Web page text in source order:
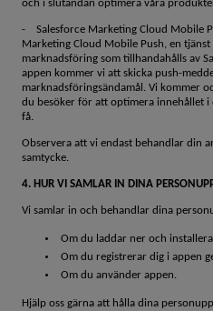
och i slutändan optimera våra
- Salesforce Marketing Cloud Mobile
Marketing Cloud Mobile Push, en
marknadsföring som tillhandahålls av
appen kommer vi att skicka push-
marknadsföringsändamål. Vi kommer
du besöker för att optimera innehållet
få.
Observera att vi endast behandlar din
samtycke.
4. HUR VI SAMLAR IN DINA
Vi samlar in och behandlar dina
Om du laddar ner och
Om du registrerar dig i appen
Om du använder appen.
Hjälp oss gärna att hålla dina